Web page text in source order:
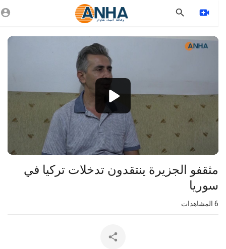
Video
Player
360p
240p
auto
⁣مثقفو الجزيرة ينتقدون تدخلات تركيا في
سوريا
المشاهدات